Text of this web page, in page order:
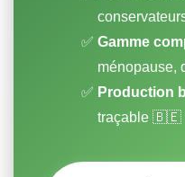
Gamme
ménopause,
Production
traçable 🇧🇪